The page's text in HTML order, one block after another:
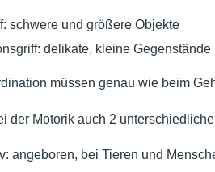
schwere und größere Objekte
delikate, kleine Gegenstände
müssen genau wie beim
der Motorik auch 2 unterschiedliche
angeboren, bei Tieren und